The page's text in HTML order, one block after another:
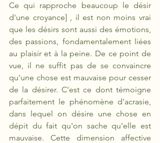
Ce qui rapproche beaucoup le désir
d'une croyance] , il est non moins vrai
que les désirs sont aussi des émotions,
des passions, fondamentalement liées
au plaisir et à la peine. De ce point de
vue, il ne suffit pas de se convaincre
qu'une chose est mauvaise pour cesser
de la désirer. C'est ce dont témoigne
parfaitement le phénomène d'acrasie,
dans lequel on désire une chose en
dépit du fait qu'on sache qu'elle est
mauvaise. Cette dimension affective